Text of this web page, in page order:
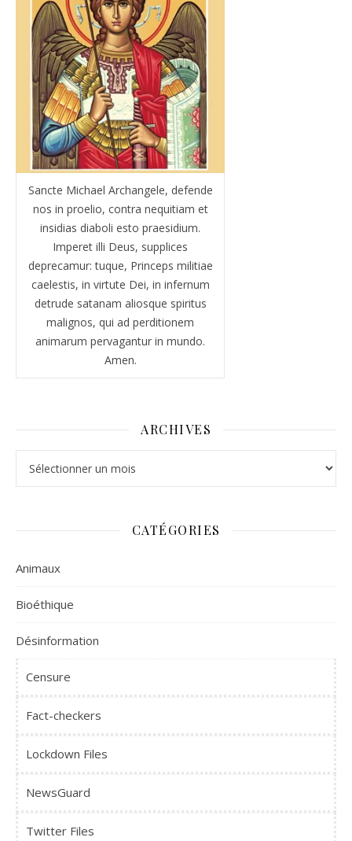
Sancte Michael Archangele, defende
nos in proelio, contra nequitiam et
insidias diaboli esto praesidium.
Imperet illi Deus, supplices
deprecamur: tuque, Princeps militiae
caelestis, in virtute Dei, in infernum
detrude satanam aliosque spiritus
malignos, qui ad perditionem
animarum pervagantur in mundo.
Amen.
ARCHIVES
CATÉGORIES
Animaux
Bioéthique
Désinformation
Censure
Fact-checkers
Lockdown Files
NewsGuard
Twitter Files